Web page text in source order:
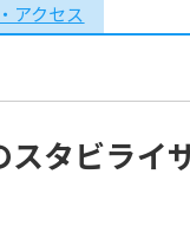
アクセス
タビライ